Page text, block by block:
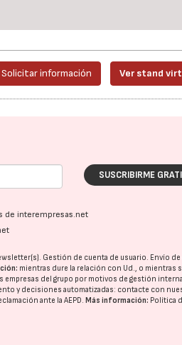
Solicitar información Ver stand
SUSCRIBIRME
de interempresas.net
Gestión de cuenta de usuario. Envío de
mientras dure la relación con Ud., o mientras
empresas del grupo por motivos de gestión
y decisiones automatizadas: contacte con
ante laAEPD.Más información: Política